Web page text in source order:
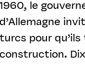
1960, le
d’Allemagne
turcs pour
construction.